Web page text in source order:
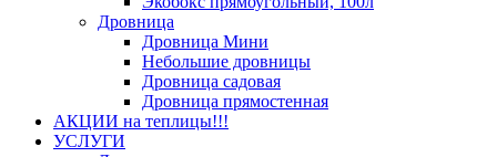
Дровница
Дровница Мини
Небольшие дровницы
Дровница садовая
Дровница прямостенная
АКЦИИ на теплицы!!!
УСЛУГИ